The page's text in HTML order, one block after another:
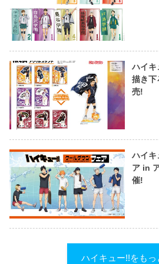
ハイキ
描き下
売!
ハイキ
ア in
催!
ハイキュー!!をもっ